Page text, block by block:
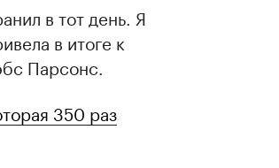
в тот день. Я
в итоге к
Парсонс.
350 раз